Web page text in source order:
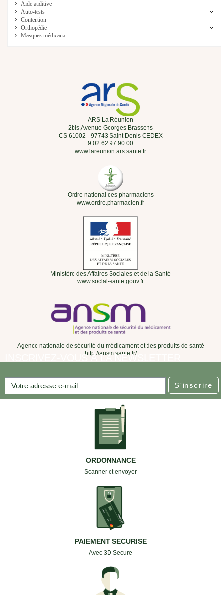
Aide auditive
Auto-tests
Contention
Orthopédie
Masques médicaux
ARS La Réunion
2bis,Avenue Georges Brassens
CS 61002 - 97743 Saint Denis CEDEX
9 02 62 97 90 00
www.lareunion.ars.sante.fr
Ordre national des pharmaciens
www.ordre.pharmacien.fr
Ministère des Affaires Sociales et de la Santé
www.social-sante.gouv.fr
Agence nationale de sécurité du médicament et des produits de santé
http://ansm.sante.fr/
INSCRIVEZ-VOUS À LA NEWSLETTER
S'inscrire
ORDONNANCE
Scanner et envoyer
PAIEMENT SECURISE
Avec 3D Secure